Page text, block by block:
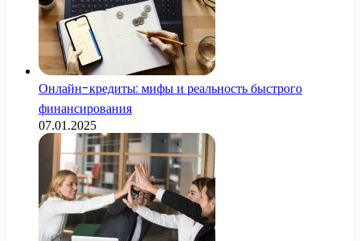
Онлайн-кредиты: мифы и реальность быстрого
финансирования
07.01.2025